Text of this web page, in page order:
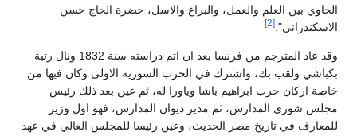
بين العلم والعمل، والبراع والاسل، حضرة الحاج حسن
وقد عاد المترجم من فرنسا بعد ان اتم دراسته سنة 1832 ونال رتبة
ولقب بك، واشترك في الحرب السورية الاولى وكان فيها من
اركان حرب ابراهيم باشا وياورا له، ثم عين بعد ذلك رئيس
شورى المدارس، ثم مدير ديوان المدارس، فهو اول وزير
في تاريخ مصر الحديث، وعين رئيسا للمجلس العالي في عهد